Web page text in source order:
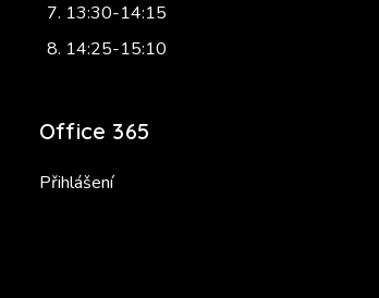
13:30-14:15
14:25-15:10
Office 365
Přihlášení